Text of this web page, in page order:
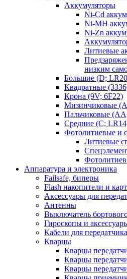
Аккумуляторы
Ni-Cd
Ni-MH
Ni-Zn
Литиевые
низким
Большие (D;
Квадратные
Крона (9V; 6F22)
Мизинчиковые
Пальчиковые
Средние (C;
Фотолитиевые и
Литиевые
Аппаратура и электроника
Failsafe, биперы
Flash накопители и
Аксессуары для
Антенны
Выключатель
Гироскопы и
Кабели для передатчика
Кварцы
Кварцы
Кварцы
Кварцы